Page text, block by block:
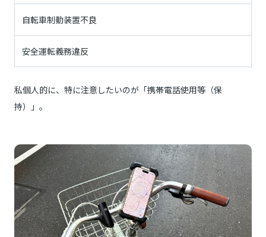
自転車制動装置不良
安全運転義務違反
私個人的に、特に注意したいのが「携帯電話使用等（保
持）」。